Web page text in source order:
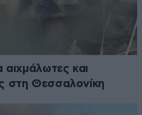
αιχμάλωτες και
στη Θεσσαλονίκη